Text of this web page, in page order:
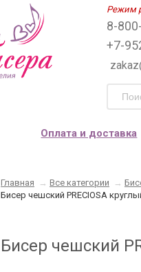
Режим
8-
+7-
Оплата и доставка
Главная → Все категории →
Бисер чешский PRECIOSA
Бисер чешский